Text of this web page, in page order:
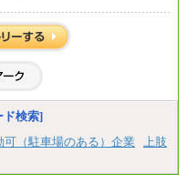
：月給21万円
2年制）卒業：月給20万円
ます
更はございません
正社員） （2）技術職（総
、弊社規定により決定
更はございません
ド検索]
可（駐車場のある）企業
上肢